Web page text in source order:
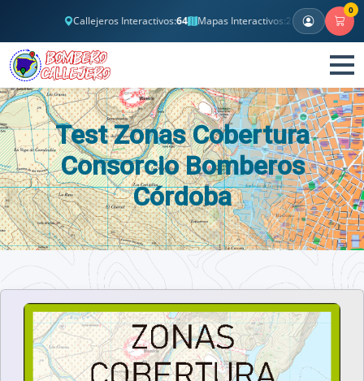
Callejeros Interactivos:64 Mapas Interactivos:2 Banco Test
0
Test Zonas Cobertura
Consorcio Bomberos
Córdoba